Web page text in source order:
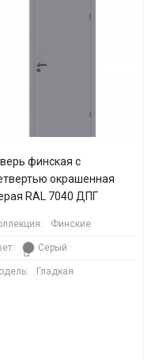
финская с
окрашенная
RAL 7040 ДПГ
Финские
Серый
Гладкая